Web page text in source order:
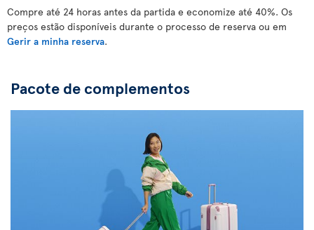
Compre até 24 horas antes da partida e economize até 40%. Os
preços estão disponíveis durante o processo de reserva ou em
Gerir a minha reserva.
Pacote de complementos